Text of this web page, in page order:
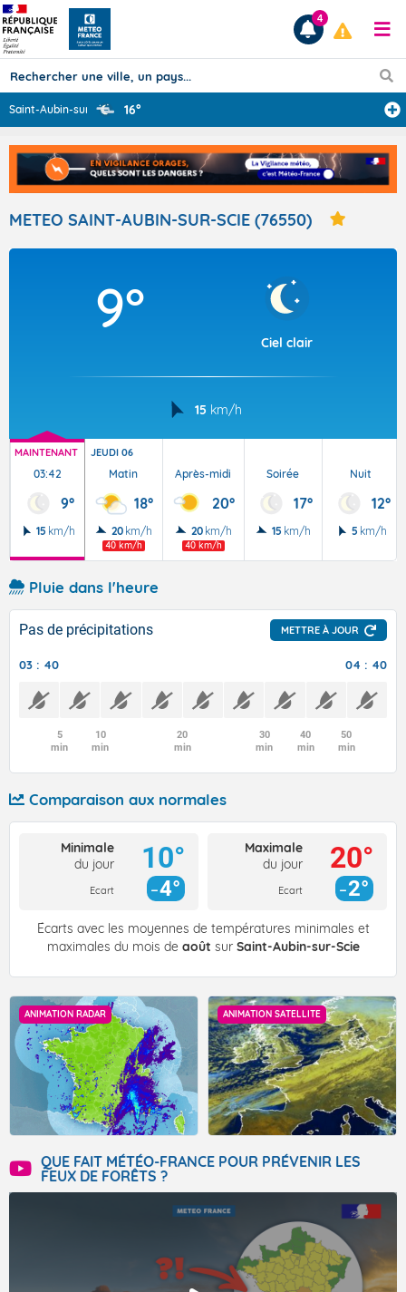
Prévisions
TOUS LES RÉSULTATS
Articles
4
Saint-Aubin-sur ... 16°
METEO SAINT-AUBIN-SUR-SCIE (76550)
9°
Ciel clair
15 km/h
MAINTENANT
03:42
9°
15 km/h
JEUDI 06
Matin
18°
20 km/h
40 km/h
Après-midi
20°
20 km/h
40 km/h
Soirée
17°
15 km/h
Nuit
12°
5 km/h
Pluie dans l'heure
Pas de précipitations METTRE À JOUR
03 : 40 04 : 40
5
min
10
min
20
min
30
min
40
min
50
min
Comparaison aux normales
Minimale
du jour
Ecart
10°
4°
Maximale
du jour
Ecart
20°
2°
Écarts avec les moyennes de températures minimales et
maximales du mois de août sur Saint-Aubin-sur-Scie
ANIMATION RADAR ANIMATION SATELLITE
QUE FAIT MÉTÉO-FRANCE POUR PRÉVENIR LES
FEUX DE FORÊTS ?